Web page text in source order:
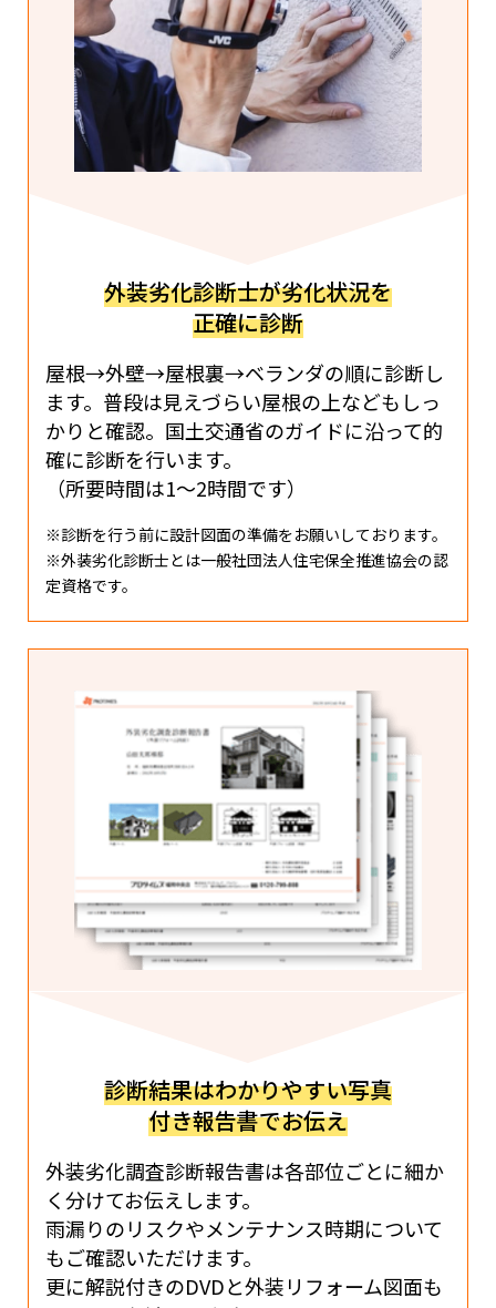
外装劣化診断士が劣化状況を
正確に診断
屋根→外壁→屋根裏→ベランダの順に診断し
ます。 普段は見えづらい屋根の上などもしっ
かりと確認。 国土交通省のガイドに沿って的
確に診断を行います。
（所要時間は1〜2時間です）
※診断を行う前に設計図面の準備をお願いしております。
※外装劣化診断士とは一般社団法人住宅保全推進協会の認
定資格です。
診断結果はわかりやすい写真
付き報告書でお伝え
外装劣化調査診断報告書は各部位ごとに細か
く分けてお伝えします。
雨漏りのリスクやメンテナンス時期について
もご確認いただけます。
更に解説付きのDVDと外装リフォーム図面も